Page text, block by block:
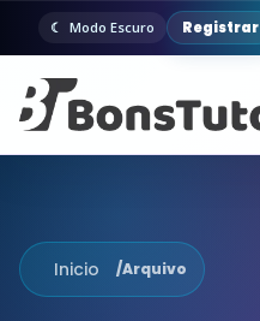
Modo Escuro Registrar
Inicio /Arquivo